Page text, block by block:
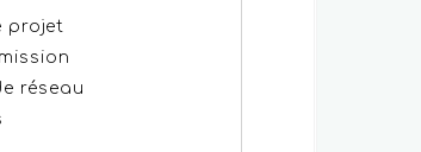
projet
réseau